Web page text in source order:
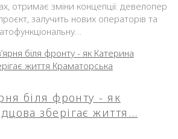
отримає зміни концепції: девелопер
залучить нових операторів та
біля фронту - як
зберігає життя…